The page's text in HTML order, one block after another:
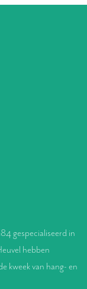
gespecialiseerd in
hebben
kweek van hang- en